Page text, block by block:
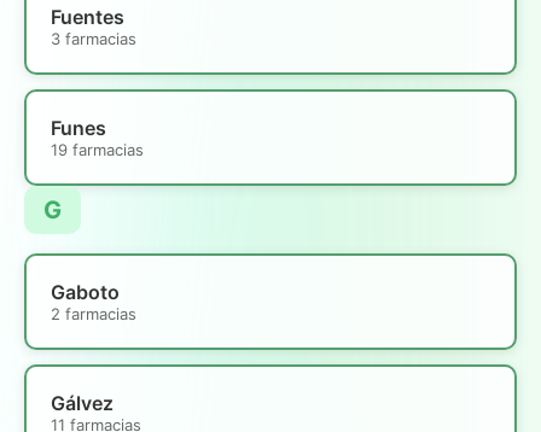
Fuentes
3 farmacias
Funes
19 farmacias
G
Gaboto
2 farmacias
Gálvez
11 farmacias